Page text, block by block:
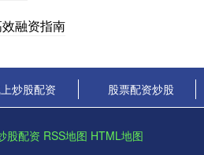
融资指南
炒股配资 股票配资炒股
股配资 RSS地图 HTML地图